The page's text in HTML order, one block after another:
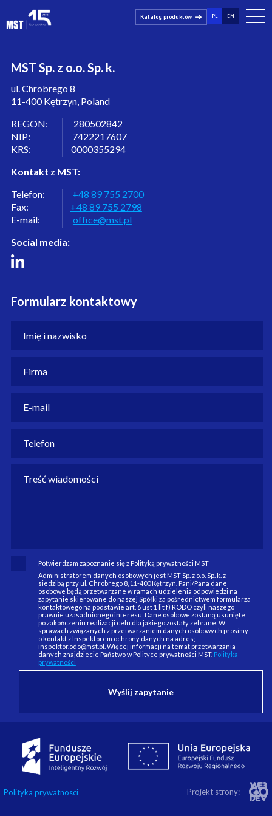
Katalog produktów PL EN
MST Sp. z o.o. Sp. k.
ul. Chrobrego 8
11-400 Kętrzyn, Poland
REGON: 280502842
NIP: 7422217607
KRS: 0000355294
Kontakt z MST:
Telefon: +48 89 755 2700
Fax: +48 89 755 2798
E-mail: office@mst.pl
Social media:
Formularz kontaktowy
Potwierdzam zapoznanie się z Polityką prywatności MST
Administratorem danych osobowych jest MST Sp. z o.o. Sp. k. z
siedzibą przy ul. Chrobrego 8, 11-400 Kętrzyn. Pani/Pana dane
osobowe będą przetwarzane w ramach udzielenia odpowiedzi na
zapytanie skierowane do naszej Spółki za pośrednictwem formularza
kontaktowego na podstawie art. 6 ust 1 lit f) RODO czyli naszego
prawnie uzasadnionego interesu. Dane osobowe zostaną usunięte
po zakończeniu realizacji celu dla jakiego zostały zebrane. W
sprawach związanych z przetwarzaniem danych osobowych prosimy
o kontakt z Inspektorem ochrony danych na adres;
inspektor.odo@mst.pl. Więcej informacji na temat przetwarzania
danych znajdziecie Państwo w Polityce prywatności MST. Polityka
prywatności
Polityka prywatnosci Projekt strony: